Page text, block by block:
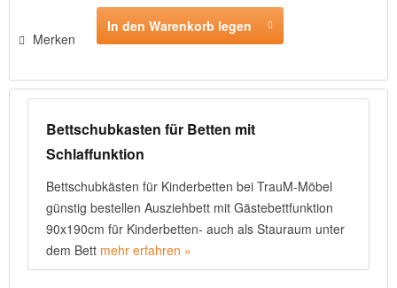
Merken
In den Warenkorb legen
Bettschubkasten für Betten mit
Schlaffunktion
Bettschubkästen für Kinderbetten bei TrauM-Möbel
günstig bestellen Ausziehbett mit Gästebettfunktion
90x190cm für Kinderbetten- auch als Stauraum unter
dem Bett mehr erfahren »